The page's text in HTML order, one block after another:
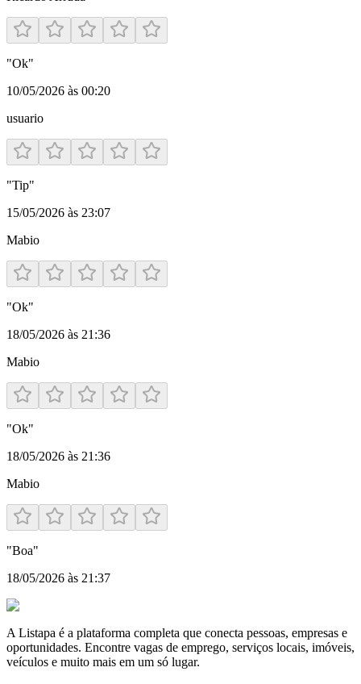
"Ok"
10/05/2026 às 00:20
usuario
"Tip"
15/05/2026 às 23:07
Mabio
"Ok"
18/05/2026 às 21:36
Mabio
"Ok"
18/05/2026 às 21:36
Mabio
"Boa"
18/05/2026 às 21:37
A Listapa é a plataforma completa que conecta pessoas, empresas e
oportunidades. Encontre vagas de emprego, serviços locais, imóveis,
veículos e muito mais em um só lugar.